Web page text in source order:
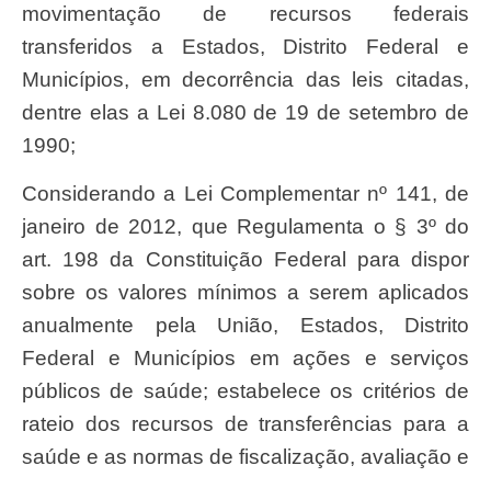
movimentação de recursos federais
transferidos a Estados, Distrito Federal e
Municípios, em decorrência das leis citadas,
dentre elas a Lei 8.080 de 19 de setembro de
1990;
Considerando a Lei Complementar nº 141, de
janeiro de 2012, que Regulamenta o § 3º do
art. 198 da Constituição Federal para dispor
sobre os valores mínimos a serem aplicados
anualmente pela União, Estados, Distrito
Federal e Municípios em ações e serviços
públicos de saúde; estabelece os critérios de
rateio dos recursos de transferências para a
saúde e as normas de fiscalização, avaliação e